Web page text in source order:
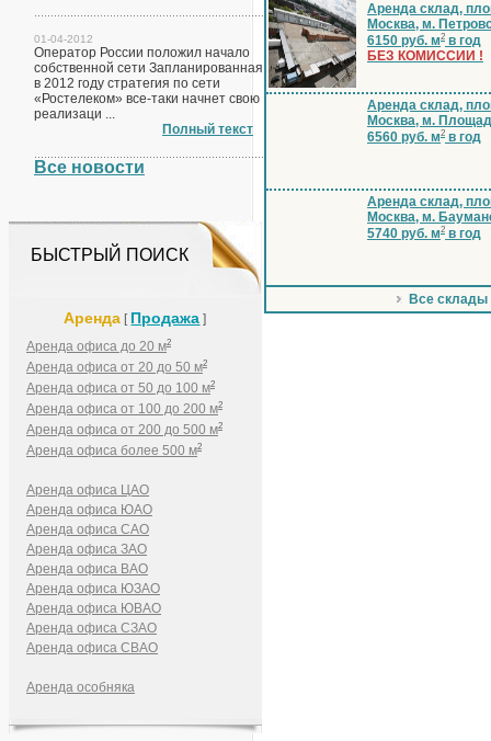
01-04-2012
Оператор России положил начало
собственной сети Запланированная
в 2012 году стратегия по сети
«Ростелеком» все-таки начнет свою
реализаци ...
Полный текст
Все новости
БЫСТРЫЙ ПОИСК
Аренда [ Продажа ]
Аренда офиса до 20 м2
Аренда офиса от 20 до 50 м2
Аренда офиса от 50 до 100 м2
Аренда офиса от 100 до 200 м2
Аренда офиса от 200 до 500 м2
Аренда офиса более 500 м2
Аренда офиса ЦАО
Аренда офиса ЮАО
Аренда офиса САО
Аренда офиса ЗАО
Аренда офиса ВАО
Аренда офиса ЮЗАО
Аренда офиса ЮВАО
Аренда офиса СЗАО
Аренда офиса СВАО
Аренда особняка
Аренда склад,
Москва, м.
6150 руб. м2 в год
БЕЗ КОМИССИИ !
Аренда склад,
Москва, м.
6560 руб. м2 в год
Аренда склад,
Москва, м.
5740 руб. м2 в год
Все